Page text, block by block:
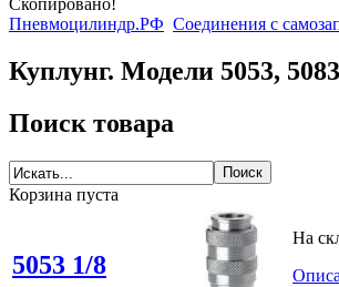
Скопировано!
Пневмоцилиндр.РФ Соединения с
Куплунг. Модели 5053, 5083
Поиск товара
Корзина пуста
5053 1/8
На